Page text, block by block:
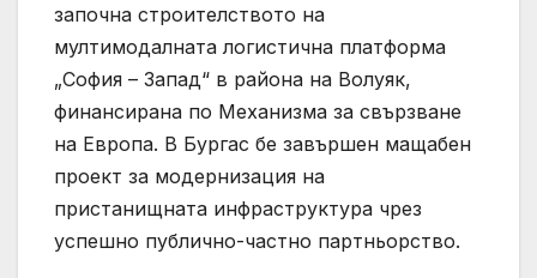
започна строителството на
мултимодалната логистична платформа
„София – Запад“ в района на Волуяк,
финансирана по Механизма за свързване
на Европа. В Бургас бе завършен мащабен
проект за модернизация на
пристанищната инфраструктура чрез
успешно публично-частно партньорство.